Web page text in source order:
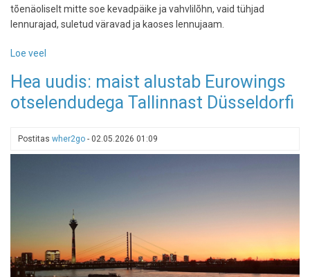
tõenäoliselt mitte soe kevadpäike ja vahvlilõhn, vaid tühjad
lennurajad, suletud väravad ja kaoses lennujaam.
Loe veel
Brüssel
valmistub
lennukaoseks,12.
streik
Hea uudis: maist alustab Eurowings
otselendudega Tallinnast Düsseldorfi
Postitas wher2go - 02.05.2026 01:09